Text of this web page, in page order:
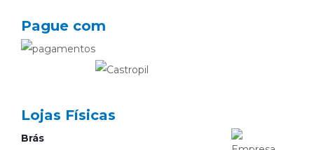
Pague com
Lojas Físicas
Brás